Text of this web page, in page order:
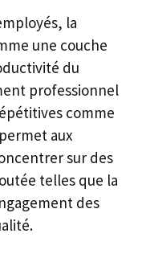
la
une couche
du
professionnel
comme
aux
sur des
telles que la
des